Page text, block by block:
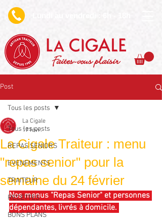
Faites-vous plaisir
Post
Tous les posts
REPAS SENIORS
EVENEMENTS
TRAITEUR
RECETTES
BONS PLANS
Tous les posts
La Cigale Traiteur : menu
"repas senior" pour la
semaine du 24 février
La Cigale
17 févr.
Nos menus "Repas Senior" et personnes
dépendantes, livrés à domicile.